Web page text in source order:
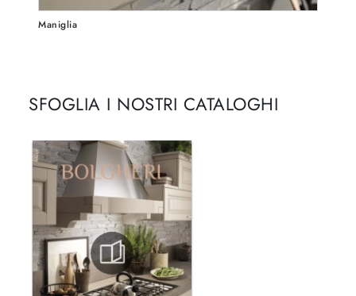
Maniglia
SFOGLIA I NOSTRI CATALOGHI